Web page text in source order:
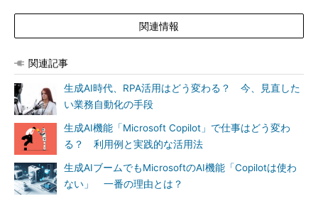
関連情報
関連記事
生成AI時代、RPA活用はどう変わる？ 今、見直した
い業務自動化の手段
生成AI機能「Microsoft Copilot」で仕事はどう変わ
る？ 利用例と実践的な活用法
生成AIブームでもMicrosoftのAI機能「Copilotは使わ
ない」 一番の理由とは？